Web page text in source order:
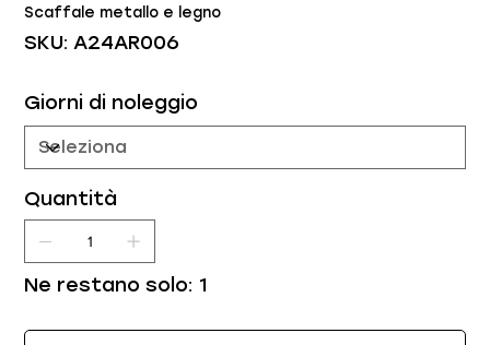
Scaffale metallo e legno
SKU:
SKU
A24AR006
A24AR006
Giorni di noleggio
Quantità
Ne restano solo: 1